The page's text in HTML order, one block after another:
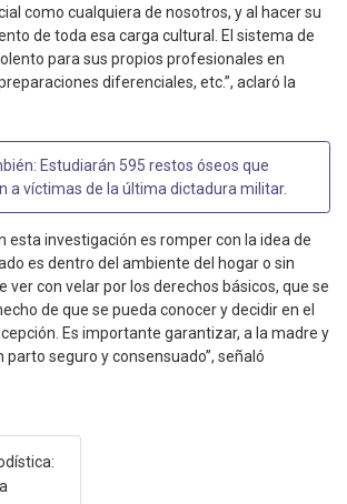
como cualquiera de nosotros, y al hacer su
de toda esa carga cultural. El sistema de
para sus propios profesionales en
diferenciales, etc.”, aclaró la
Estudiarán 595 restos óseos que
a víctimas de la última dictadura militar.
esta investigación es romper con la idea de
es dentro del ambiente del hogar o sin
ver con velar por los derechos básicos, que se
de que se pueda conocer y decidir en el
Es importante garantizar, a la madre y
parto seguro y consensuado”, señaló